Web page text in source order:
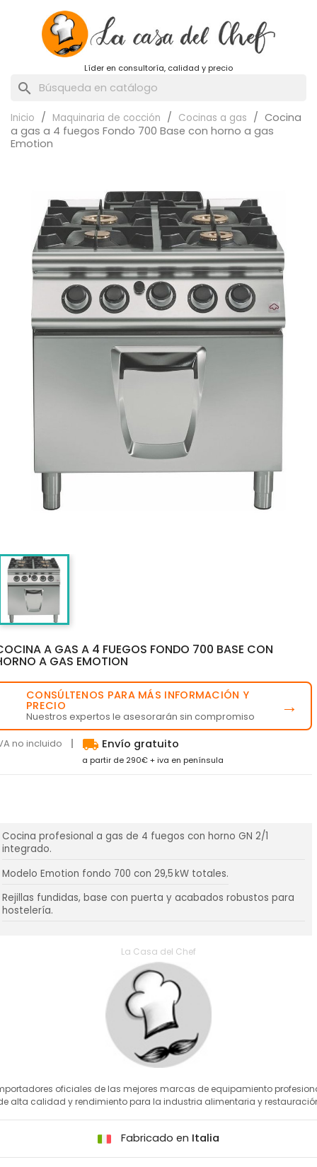
Líder en consultoría, calidad y precio
search
Inicio Maquinaria de cocción Cocinas a gas
Cocina
a gas a 4 fuegos Fondo 700 Base con horno a gas
Emotion
A GAS A 4 FUEGOS FONDO 700 BASE CON
A GAS EMOTION
CONSÚLTENOS PARA MÁS INFORMACIÓN Y
PRECIO
Nuestros expertos le asesorarán sin compromiso →
no incluido local_shipping Envío gratuito
a partir de 290€ + iva en península
Cocina profesional a gas de 4 fuegos con horno GN 2/1
integrado.
Modelo Emotion fondo 700 con 29,5 kW totales.
Rejillas fundidas, base con puerta y acabados robustos para
hostelería.
La Casa del Chef
oficiales de las mejores marcas de equipamiento
alta calidad y rendimiento para la industria alimentaria y
Fabricado en Italia